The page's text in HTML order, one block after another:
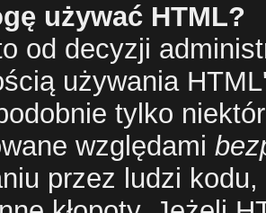
używać HTML?
od decyzji
używania
tylko
względami
przez ludzi